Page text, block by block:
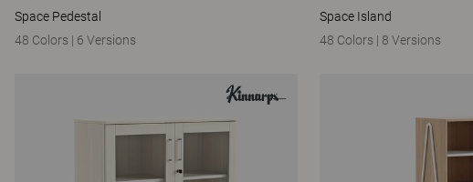
Space Pedestal
48 Colors | 6 Versions
Space Island
48 Colors | 8 Versions